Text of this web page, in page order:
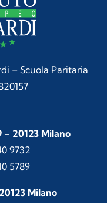
– Scuola Paritaria
– 20123 Milano
9732
5789
Milano